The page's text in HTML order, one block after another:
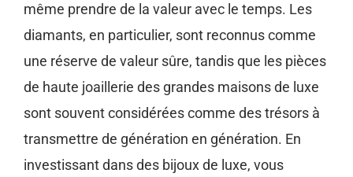
même prendre de la valeur avec le temps. Les
diamants, en particulier, sont reconnus comme
une réserve de valeur sûre, tandis que les pièces
de haute joaillerie des grandes maisons de luxe
sont souvent considérées comme des trésors à
transmettre de génération en génération. En
investissant dans des bijoux de luxe, vous